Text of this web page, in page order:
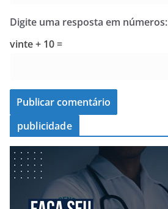
Digite uma resposta em números:
vinte + 10 =
publicidade